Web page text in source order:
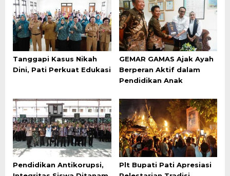
Tanggapi Kasus Nikah
Dini, Pati Perkuat Edukasi
GEMAR GAMAS Ajak Ayah
Berperan Aktif dalam
Pendidikan Anak
Pendidikan Antikorupsi,
Plt Bupati Pati Apresiasi